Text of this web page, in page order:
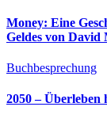
Money: Eine
Geldes von David
Buchbesprechung
2050 – Überleben